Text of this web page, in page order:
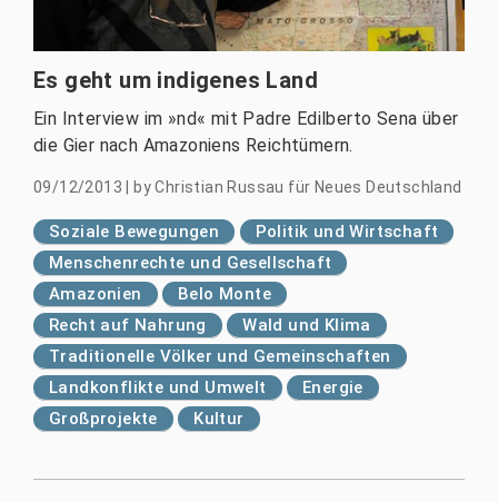
Es geht um indigenes Land
Ein Interview im »nd« mit Padre Edilberto Sena über
die Gier nach Amazoniens Reichtümern.
09/12/2013 byChristian Russau für Neues Deutschland
Soziale Bewegungen
Politik und Wirtschaft
Menschenrechte und Gesellschaft
Amazonien
Belo Monte
Recht auf Nahrung
Wald und Klima
Traditionelle Völker und Gemeinschaften
Landkonflikte und Umwelt
Energie
Großprojekte
Kultur